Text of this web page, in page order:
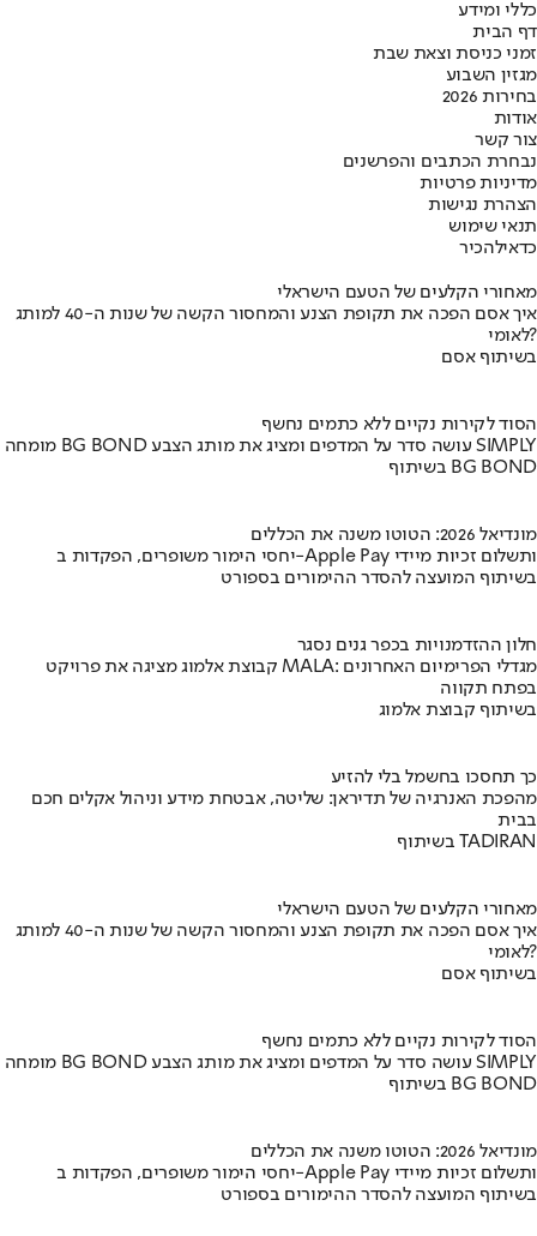
כללי ומידע
דף הבית
זמני כניסת וצאת שבת
מגזין השבוע
בחירות 2026
אודות
צור קשר
נבחרת הכתבים והפרשנים
מדיניות פרטיות
הצהרת נגישות
תנאי שימוש
כדאילהכיר
מאחורי הקלעים של הטעם הישראלי
איך אסם הפכה את תקופת הצנע והמחסור הקשה של שנות ה-40 למותג
לאומי?
בשיתוף אסם
הסוד לקירות נקיים ללא כתמים נחשף
מומחה BG BOND עושה סדר על המדפים ומציג את מותג הצבע SIMPLY
בשיתוף BG BOND
מונדיאל 2026: הטוטו משנה את הכללים
יחסי הימור משופרים, הפקדות ב-Apple Pay ותשלום זכיות מיידי
בשיתוף המועצה להסדר ההימורים בספורט
חלון ההזדמנויות בכפר גנים נסגר
קבוצת אלמוג מציגה את פרויקט MALA: מגדלי הפרימיום האחרונים
בפתח תקווה
בשיתוף קבוצת אלמוג
כך תחסכו בחשמל בלי להזיע
מהפכת האנרגיה של תדיראן: שליטה, אבטחת מידע וניהול אקלים חכם
בבית
בשיתוף TADIRAN
מאחורי הקלעים של הטעם הישראלי
איך אסם הפכה את תקופת הצנע והמחסור הקשה של שנות ה-40 למותג
לאומי?
בשיתוף אסם
הסוד לקירות נקיים ללא כתמים נחשף
מומחה BG BOND עושה סדר על המדפים ומציג את מותג הצבע SIMPLY
בשיתוף BG BOND
מונדיאל 2026: הטוטו משנה את הכללים
יחסי הימור משופרים, הפקדות ב-Apple Pay ותשלום זכיות מיידי
בשיתוף המועצה להסדר ההימורים בספורט